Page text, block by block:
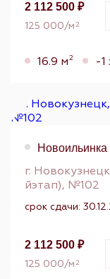
2 112 500 ₽
125 000/м2
16.9 м2 -1
Новоильинка
г.
йэтап), №102
срок сдачи:
2 112 500 ₽
125 000/м2